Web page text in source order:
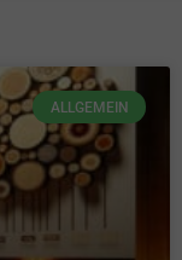
ALLGEMEIN